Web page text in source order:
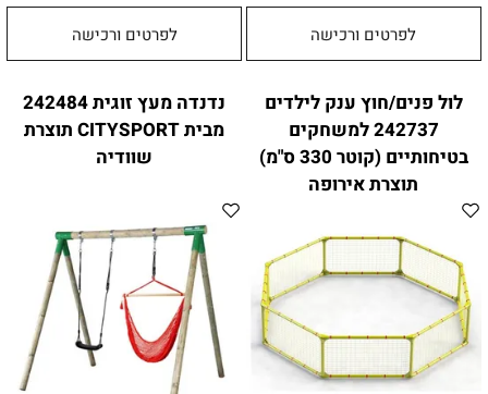
לפרטים ורכישה לפרטים ורכישה
לול פנים/חוץ ענק לילדים
242737 למשחקים
בטיחותיים (קוטר 330 ס"מ)
תוצרת אירופה
נדנדה מעץ זוגית 242484
מבית CITYSPORT תוצרת
שוודיה